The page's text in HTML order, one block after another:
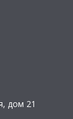
дом 21